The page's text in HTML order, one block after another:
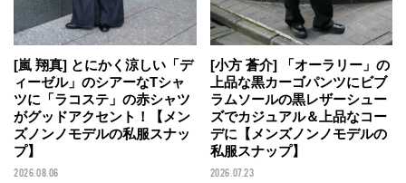
[嵐 翔真] とにかく涼しい「デ
ィーゼル」のシアーなTシャ
ツに「ラコステ」の赤シャツ
がグッドアクセント！【メン
ズノンノモデルの私服スナッ
プ】
2026.08.06
[小方 蒼介] 「オーラリー」の
上品な黒カーゴパンツにビブ
ラムソールの黒レザーシュー
ズでカジュアル＆上品なコー
デに【メンズノンノモデルの
私服スナップ】
2026.07.23